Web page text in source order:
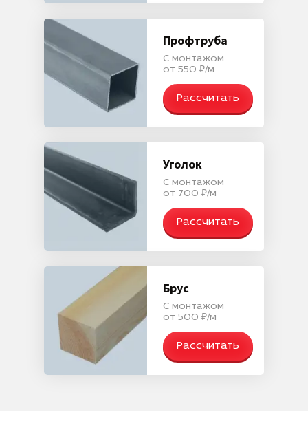
Профтруба
С монтажом
от 550 ₽/м
Рассчитать
Уголок
С монтажом
от 700 ₽/м
Рассчитать
Брус
С монтажом
от 500 ₽/м
Рассчитать